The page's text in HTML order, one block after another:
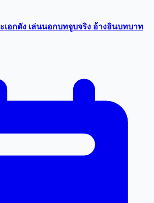
อกดัง เล่นนอกบทจูบจริง อ้างอินบทบาท